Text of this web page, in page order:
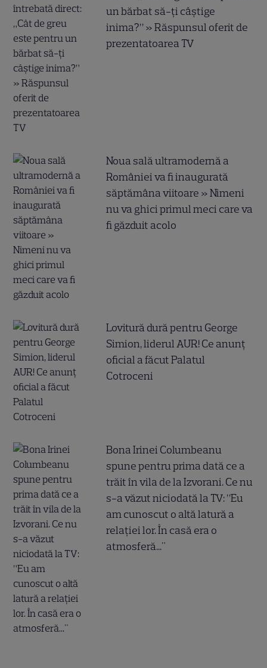
un bărbat să-ți câștige
inima?” » Răspunsul oferit de
prezentatoarea TV
Noua sală ultramodernă a
României va fi inaugurată
săptămâna viitoare » Nimeni
nu va ghici primul meci care va
fi găzduit acolo
Lovitură dură pentru George
Simion, liderul AUR! Ce anunț
oficial a făcut Palatul
Cotroceni
Bona Irinei Columbeanu
spune pentru prima dată ce a
trăit în vila de la Izvorani. Ce nu
s-a văzut niciodată la TV: ”Eu
am cunoscut o altă latură a
relației lor. În casă era o
atmosferă..."